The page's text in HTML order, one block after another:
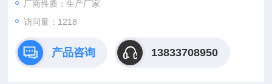
厂商性质：生产厂家
访问量：1218
产品咨询 13833708950